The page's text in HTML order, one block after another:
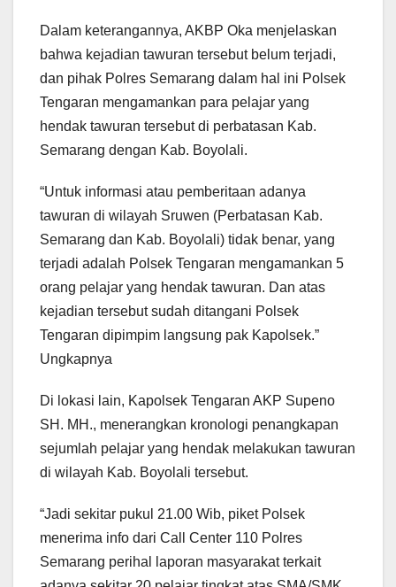
Dalam keterangannya, AKBP Oka menjelaskan
bahwa kejadian tawuran tersebut belum terjadi,
dan pihak Polres Semarang dalam hal ini Polsek
Tengaran mengamankan para pelajar yang
hendak tawuran tersebut di perbatasan Kab.
Semarang dengan Kab. Boyolali.
“Untuk informasi atau pemberitaan adanya
tawuran di wilayah Sruwen (Perbatasan Kab.
Semarang dan Kab. Boyolali) tidak benar, yang
terjadi adalah Polsek Tengaran mengamankan 5
orang pelajar yang hendak tawuran. Dan atas
kejadian tersebut sudah ditangani Polsek
Tengaran dipimpim langsung pak Kapolsek.”
Ungkapnya
Di lokasi lain, Kapolsek Tengaran AKP Supeno
SH. MH., menerangkan kronologi penangkapan
sejumlah pelajar yang hendak melakukan tawuran
di wilayah Kab. Boyolali tersebut.
“Jadi sekitar pukul 21.00 Wib, piket Polsek
menerima info dari Call Center 110 Polres
Semarang perihal laporan masyarakat terkait